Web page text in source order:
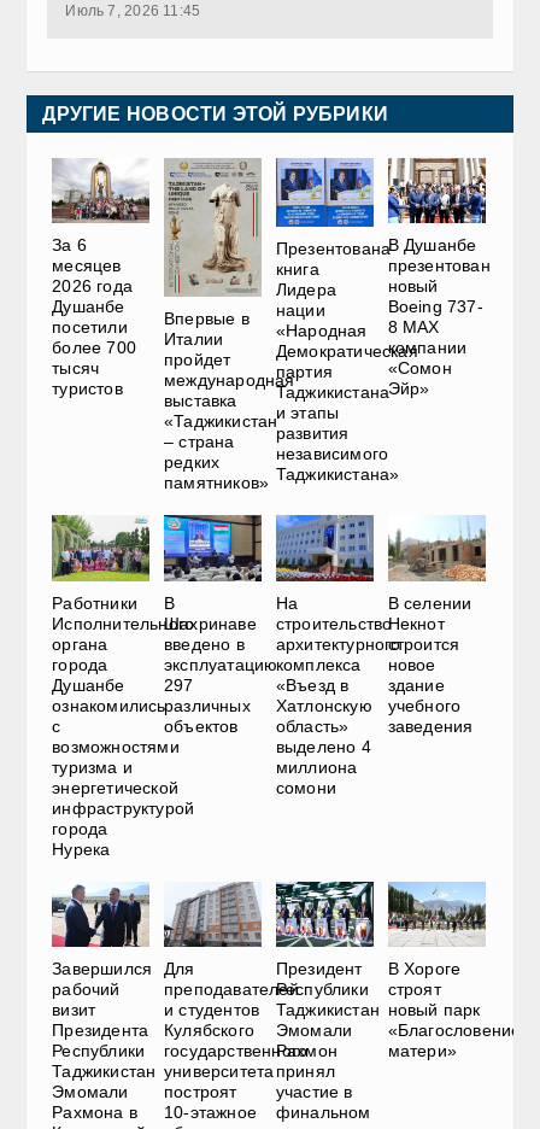
Июль 7, 2026 11:45
ДРУГИЕ НОВОСТИ ЭТОЙ РУБРИКИ
За 6
месяцев
2026 года
Душанбе
посетили
более 700
тысяч
туристов
Впервые в
Италии
пройдет
международная
выставка
«Таджикистан
– страна
редких
памятников»
Презентована
книга
Лидера
нации
«Народная
Демократическая
партия
Таджикистана
и этапы
развития
независимого
Таджикистана»
В Душанбе
презентован
новый
Boeing 737-
8 MAX
компании
«Сомон
Эйр»
Работники
Исполнительного
органа
города
Душанбе
ознакомились
с
возможностями
туризма и
энергетической
инфраструктурой
города
Нурека
В
Шахринаве
введено в
эксплуатацию
297
различных
объектов
На
строительство
архитектурного
комплекса
«Въезд в
Хатлонскую
область»
выделено 4
миллиона
сомони
В селении
Некнот
строится
новое
здание
учебного
заведения
Завершился
рабочий
визит
Президента
Республики
Таджикистан
Эмомали
Рахмона в
Для
преподавателей
и студентов
Кулябского
государственного
университета
построят
10-этажное
Президент
Республики
Таджикистан
Эмомали
Рахмон
принял
участие в
финальном
В Хороге
строят
новый парк
«Благословение
матери»